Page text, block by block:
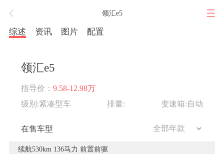
领汇e5
综述 资讯 图片 配置
领汇e5
指导价： 9.58-12.98万
级别:紧凑型车
排量: 变速箱:自动
在售车型
续航530km 136马力 前置前驱